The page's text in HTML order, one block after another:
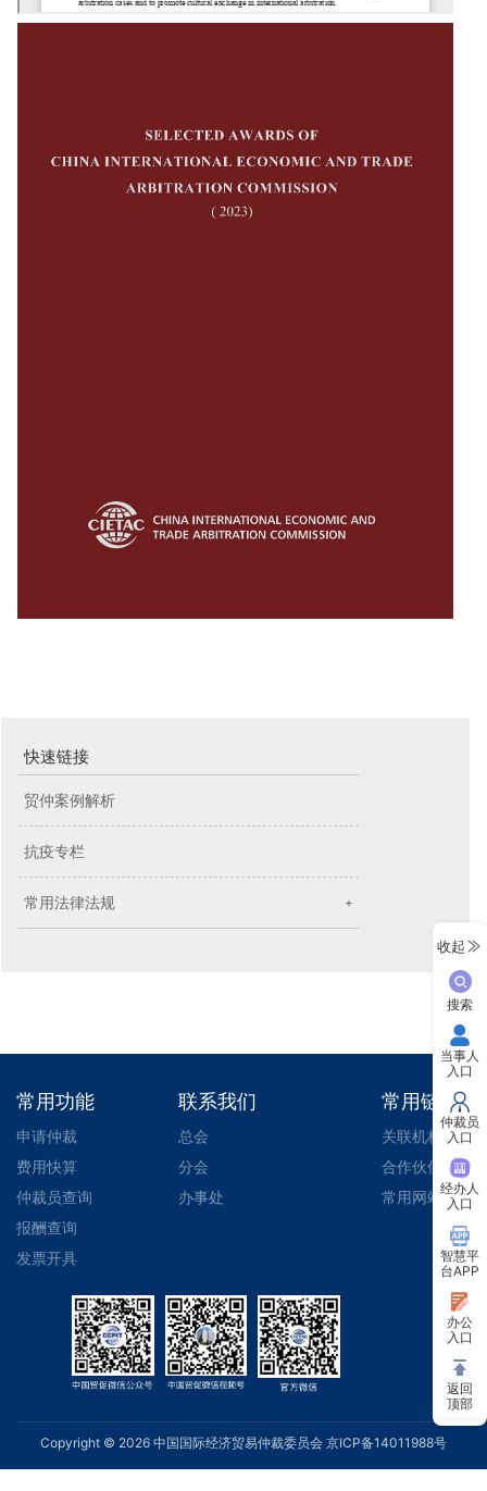
收起
搜索
当事人
入口
仲裁员
入口
经办人
入口
智慧平
台APP
办公
入口
返回
顶部
快速链接
贸仲案例解析
抗疫专栏
常用法律法规 +
常用功能
申请仲裁
费用快算
仲裁员查询
报酬查询
发票开具
联系我们
总会
分会
办事处
常用链接
关联机构
合作伙伴
常用网站
Copyright © 2026 中国国际经济贸易仲裁委员会 京ICP备14011988号